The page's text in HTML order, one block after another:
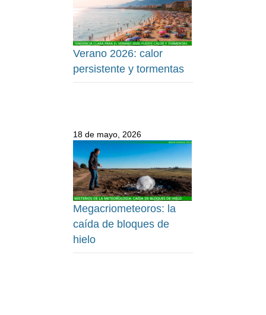
Verano 2026: calor
persistente y tormentas
18 de mayo, 2026
Megacriometeoros: la
caída de bloques de
hielo